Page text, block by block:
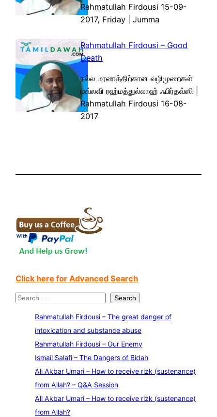
Rahmatullah Firdousi 15-09-
2017, Friday | Jumma
Rahmatullah Firdousi – Good
Death
நல்ல மரணத்திற்கான வழிமுறைகள்
மவ்லவி ரஹ்மத்துல்லாஹ் ஃபிர்தவ்ஸி |
Rahmatullah Firdousi 16-08-
2017
Click here for Advanced Search
S
Search
Rahmatullah Firdousi – The great danger of
intoxication and substance abuse
Rahmatullah Firdousi – Our Enemy
Ismail Salafi – The Dangers of Bidah
Ali Akbar Umari – How to receive rizk (sustenance)
from Allah? – Q&A Session
Ali Akbar Umari – How to receive rizk (sustenance)
from Allah?